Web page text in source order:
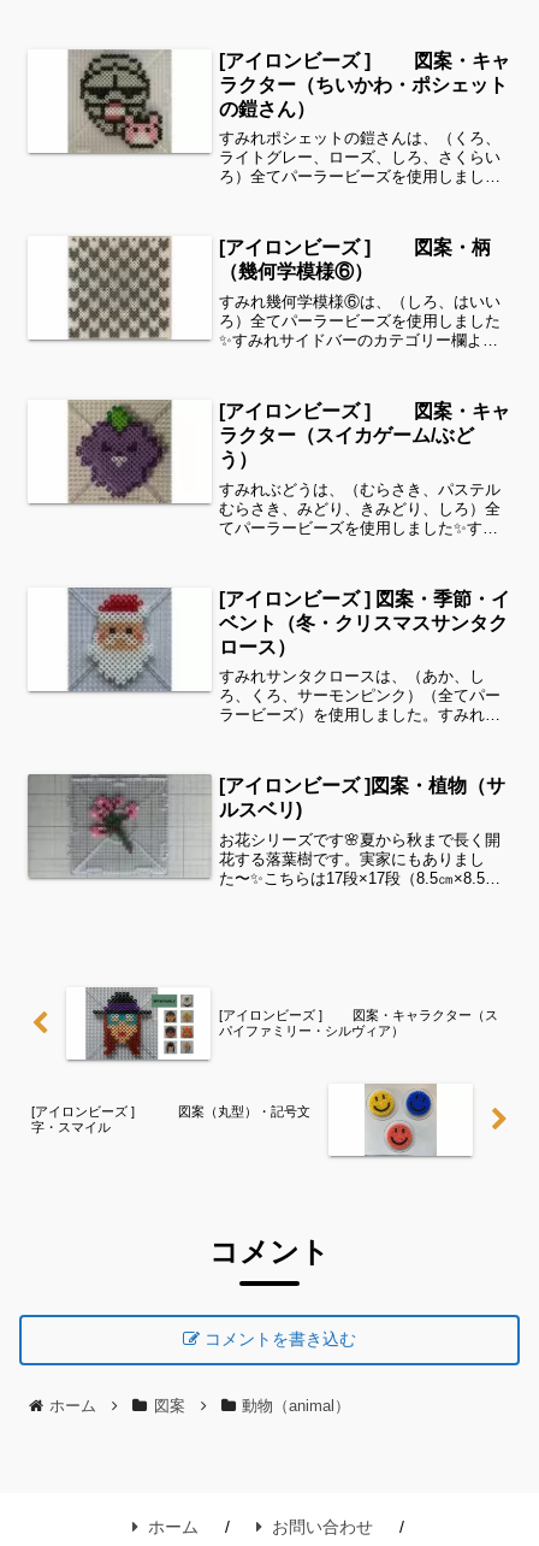
作ってみました^ ^細い所は強度が脆くな
りますので、...
[アイロンビーズ ] 図案・キャ
ラクター（ちいかわ・ポシェット
の鎧さん）
すみれポシェットの鎧さんは、（くろ、
ライトグレー、ローズ、しろ、さくらい
ろ）全てパーラービーズを使用しました
ことができます！お時間がありました
ら、他の図案もぜひ覗いてみて...
[アイロンビーズ ] 図案・柄
（幾何学模様⑥）
すみれ幾何学模様⑥は、（しろ、はいい
ろ）全てパーラービーズを使用しました
✨すみれサイドバーのカテゴリー欄よ
ら、他の図案もぜひ覗いてみてください^
^好きなサイズに調整して...
[アイロンビーズ ] 図案・キャ
ラクター（スイカゲーム/ぶど
う）
すみれぶどうは、（むらさき、パステル
むらさき、みどり、きみどり、しろ）全
てパーラービーズを使用しました✨すみ
きます！お時間がありましたら、他の図
案もぜひ覗いてみてくださ...
[アイロンビーズ ] 図案・季節・イ
ベント（冬・クリスマスサンタク
ロース）
すみれサンタクロースは、（あか、し
ろ、くろ、サーモンピンク）（全てパー
ラービーズ）を使用しました。すみれサ
す！お時間がありましたら、他の図案も
ぜひ覗いてみてください^ ...
[アイロンビーズ ]図案・植物（サ
ルスベリ)
お花シリーズです🌸夏から秋まで長く開
花する落葉樹です。実家にもありまし
た〜✨こちらは17段×17段（8.5㎝×8.5
[アイロンビーズ ] 図案・キャラクター（ス
パイファミリー・シルヴィア）
[アイロンビーズ ] 図案（丸型）・記号文
字・スマイル
コメント
コメントを書き込む
ホーム 図案 動物（animal）
ホーム
お問い合わせ